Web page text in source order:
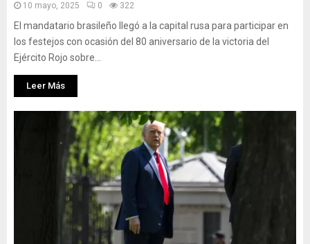
10 mayo, 2025 0 322
El mandatario brasileño llegó a la capital rusa para participar en
los festejos con ocasión del 80 aniversario de la victoria del
Ejército Rojo sobre...
Leer Más